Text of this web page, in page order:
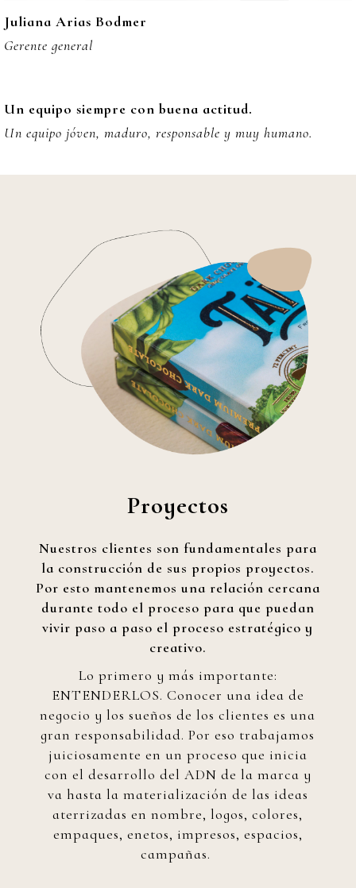
Juliana Arias Bodmer
Gerente general
Un equipo siempre con buena actitud.
Un equipo jóven, maduro, responsable y muy humano.
Proyectos
Nuestros clientes son fundamentales para
la construcción de sus propios proyectos.
Por esto mantenemos una relación cercana
durante todo el proceso para que puedan
vivir paso a paso el proceso estratégico y
creativo.
Lo primero y más importante:
ENTENDERLOS. Conocer una idea de
negocio y los sueños de los clientes es una
gran responsabilidad. Por eso trabajamos
juiciosamente en un proceso que inicia
con el desarrollo del ADN de la marca y
va hasta la materialización de las ideas
aterrizadas en nombre, logos, colores,
empaques, enetos, impresos, espacios,
campañas.